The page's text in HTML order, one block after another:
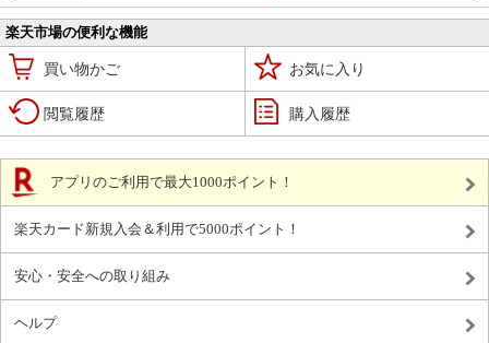
楽天市場の便利な機能
買い物かご お気に入り
閲覧履歴 購入履歴
アプリのご利用で最大1000ポイント！
楽天カード新規入会＆利用で5000ポイント！
安心・安全への取り組み
ヘルプ